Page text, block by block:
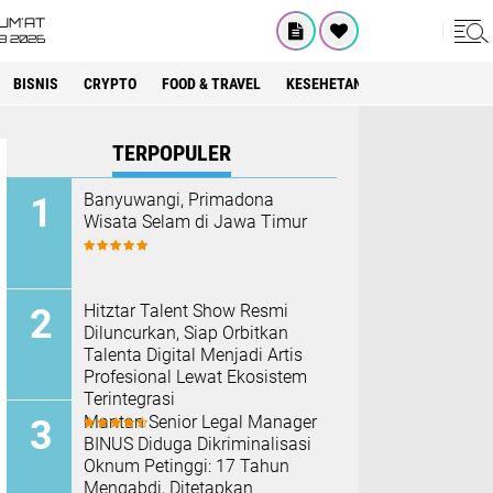
2026
BISNIS CRYPTO FOOD & TRAVEL KESEHETAN
TERPOPULER
Banyuwangi, Primadona
Wisata Selam di Jawa Timur
Hitztar Talent Show Resmi
Diluncurkan, Siap Orbitkan
Talenta Digital Menjadi Artis
Profesional Lewat Ekosistem
Terintegrasi
Mantan Senior Legal Manager
BINUS Diduga Dikriminalisasi
Oknum Petinggi: 17 Tahun
Mengabdi, Ditetapkan